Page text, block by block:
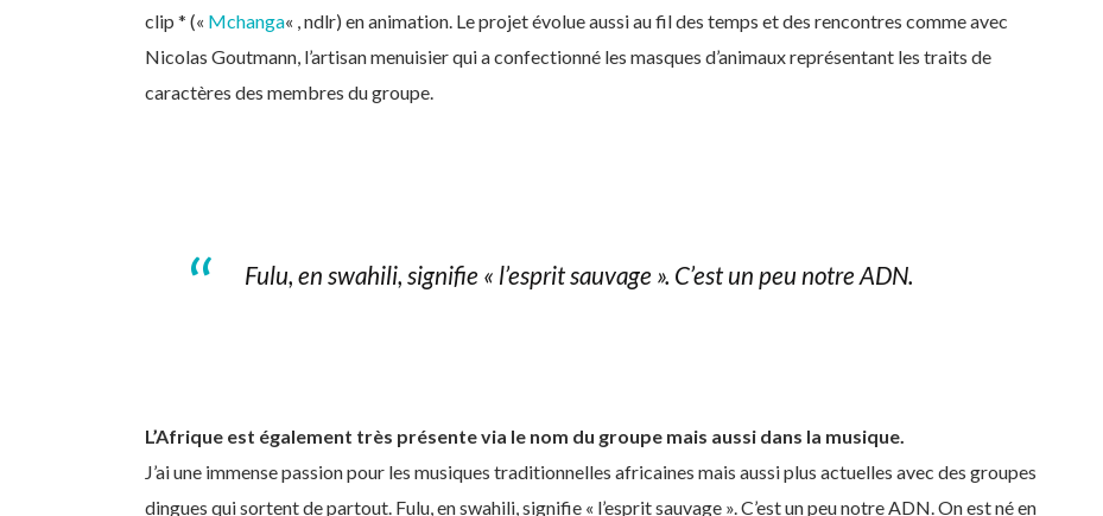
clip * (« Mchanga« , ndlr) en animation. Le projet évolue aussi au fil des temps et des rencontres comme avec
Nicolas Goutmann, l’artisan menuisier qui a confectionné les masques d’animaux représentant les traits de
caractères des membres du groupe.
Fulu, en swahili, signifie « l’esprit sauvage ». C’est un peu notre ADN.
L’Afrique est également très présente via le nom du groupe mais aussi dans la musique.
J’ai une immense passion pour les musiques traditionnelles africaines mais aussi plus actuelles avec des groupes
dingues qui sortent de partout. Fulu, en swahili, signifie « l’esprit sauvage ». C’est un peu notre ADN. On est né en